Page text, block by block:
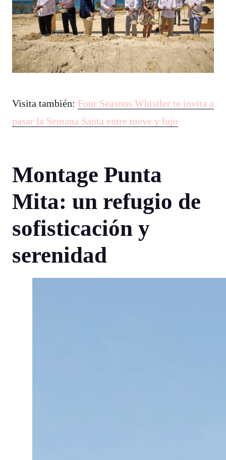
Visita también: Four Seasons Whistler te invita a
pasar la Semana Santa entre nieve y lujo
Montage Punta
Mita: un refugio de
sofisticación y
serenidad